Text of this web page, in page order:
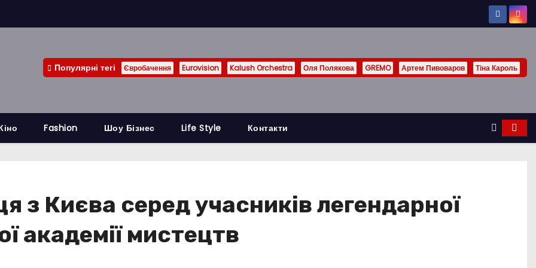
Популярні тегі Євробачення Eurovision Kalush Orchestra Оля Полякова GREMO Артем Пивоваров Тіна Кароль
Fashion Шоу Бізнес Life Style Контакти
з Києва серед учасників легендарної
академії мистецтв